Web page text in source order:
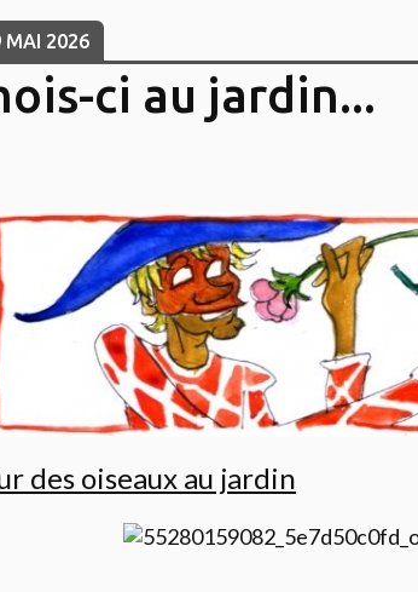
MAI 2026
ci au jardin...
des oiseaux au jardin